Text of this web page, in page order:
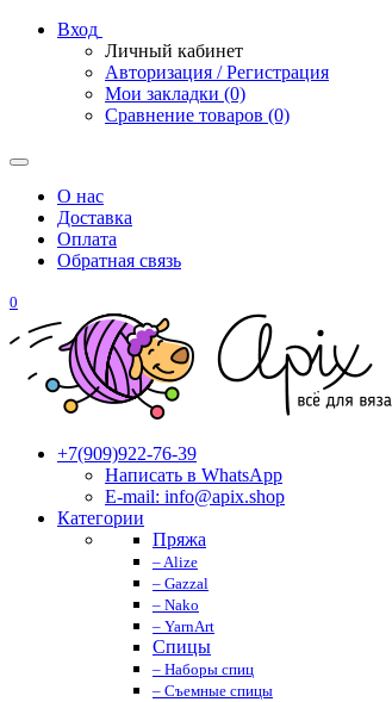
Вход
Личный кабинет
Авторизация / Регистрация
Мои закладки (0)
Сравнение товаров (0)
О нас
Доставка
Оплата
Обратная связь
0
+7(909)922-76-39
Написать в WhatsApp
E-mail: info@apix.shop
Категории
Пряжа
– Alize
– Gazzal
– Nako
– YarnArt
Спицы
– Наборы спиц
– Съемные спицы